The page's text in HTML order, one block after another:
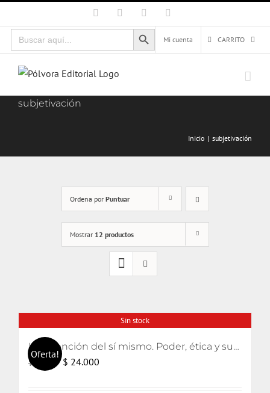
al
contenido
Facebook Instagram
Buscar:
Botón de búsqueda
Mi cuenta
CARRITO
subjetivación
Inicio subjetivación
Ordena por Puntuar
Mostrar 12 productos
Sin stock
Oferta!
La invención del sí mismo. Poder, ética y subjetivación
$
El
$ 24.000